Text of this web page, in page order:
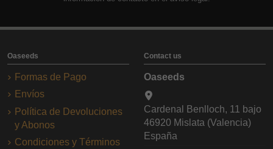
Oaseeds
Formas de Pago
Envíos
Política de Devoluciones
y Abonos
Condiciones y Términos
Contact us
Oaseeds
Cardenal Benlloch, 11 bajo
46920 Mislata (Valencia)
España